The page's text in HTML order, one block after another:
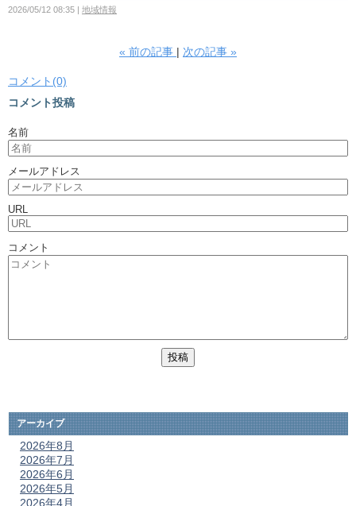
2026/05/12 08:35 地域情報
« 前の記事 次の記事 »
コメント(0)
コメント投稿
名前
メールアドレス
URL
コメント
アーカイブ
2026年8月
2026年7月
2026年6月
2026年5月
2026年4月